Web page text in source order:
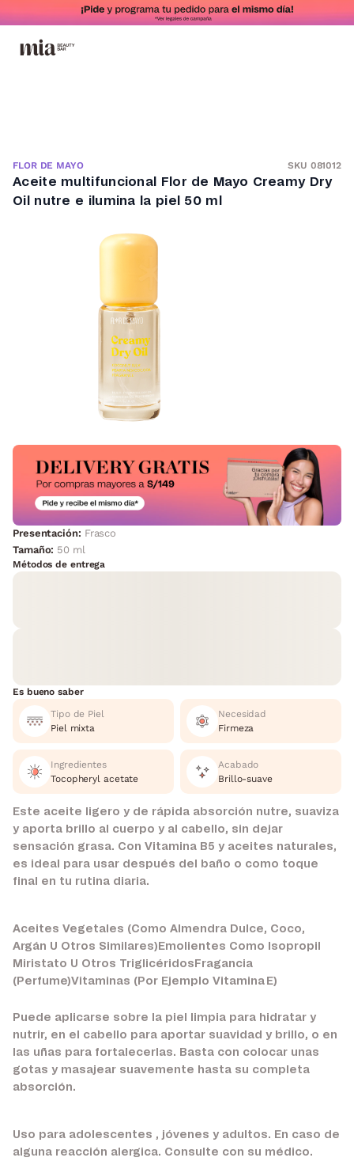
FLOR DE MAYO SKU 081012
Aceite multifuncional Flor de Mayo Creamy Dry
Oil nutre e ilumina la piel 50 ml
Presentación: Frasco
Tamaño: 50 ml
Métodos de entrega
Es bueno saber
Tipo de Piel
Piel mixta
Necesidad
Firmeza
Ingredientes
Tocopheryl acetate
Acabado
Brillo-suave
Este aceite ligero y de rápida absorción nutre, suaviza
y aporta brillo al cuerpo y al cabello, sin dejar
sensación grasa. Con Vitamina B5 y aceites naturales,
es ideal para usar después del baño o como toque
final en tu rutina diaria.
Aceites Vegetales (Como Almendra Dulce, Coco,
Argán U Otros Similares)Emolientes Como Isopropil
Miristato U Otros TriglicéridosFragancia
(Perfume)Vitaminas (Por Ejemplo Vitamina E)
Puede aplicarse sobre la piel limpia para hidratar y
nutrir, en el cabello para aportar suavidad y brillo, o en
las uñas para fortalecerlas. Basta con colocar unas
gotas y masajear suavemente hasta su completa
absorción.
Uso para adolescentes , jóvenes y adultos. En caso de
alguna reacción alergica. Consulte con su médico.